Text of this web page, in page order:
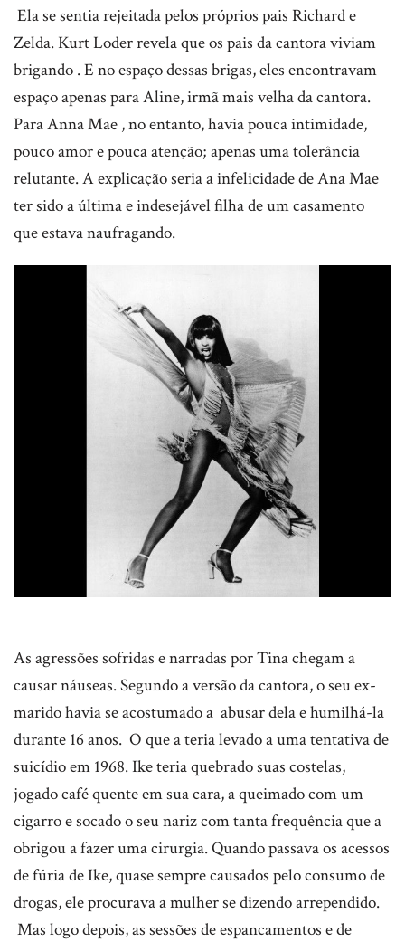
Ela se sentia rejeitada pelos próprios pais Richard e
Zelda. Kurt Loder revela que os pais da cantora viviam
brigando . E no espaço dessas brigas, eles encontravam
espaço apenas para Aline, irmã mais velha da cantora.
Para Anna Mae , no entanto, havia pouca intimidade,
pouco amor e pouca atenção; apenas uma tolerância
relutante. A explicação seria a infelicidade de Ana Mae
ter sido a última e indesejável filha de um casamento
que estava naufragando.
As agressões sofridas e narradas por Tina chegam a
causar náuseas. Segundo a versão da cantora, o seu ex-
marido havia se acostumado a abusar dela e humilhá-la
durante 16 anos. O que a teria levado a uma tentativa de
suicídio em 1968. Ike teria quebrado suas costelas,
jogado café quente em sua cara, a queimado com um
cigarro e socado o seu nariz com tanta frequência que a
obrigou a fazer uma cirurgia. Quando passava os acessos
de fúria de Ike, quase sempre causados pelo consumo de
drogas, ele procurava a mulher se dizendo arrependido.
Mas logo depois, as sessões de espancamentos e de